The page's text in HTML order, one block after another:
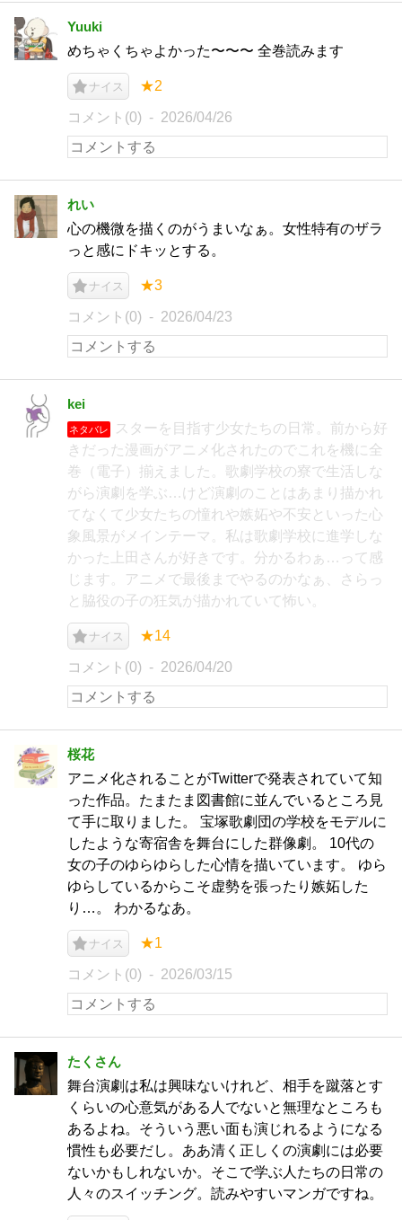
Yuuki
めちゃくちゃよかった〜〜〜 全巻読みます
ナイス ★2
コメント(0) 2026/04/26
れい
心の機微を描くのがうまいなぁ。女性特有のザラ
っと感にドキッとする。
ナイス ★3
コメント(0) 2026/04/23
kei
ネタバレ
スターを目指す少女たちの日常。前から好
きだった漫画がアニメ化されたのでこれを機に全
巻（電子）揃えました。歌劇学校の寮で生活しな
がら演劇を学ぶ…けど演劇のことはあまり描かれ
てなくて少女たちの憧れや嫉妬や不安といった心
象風景がメインテーマ。私は歌劇学校に進学しな
かった上田さんが好きです。分かるわぁ…って感
じます。アニメで最後までやるのかなぁ、さらっ
と脇役の子の狂気が描かれていて怖い。
ナイス ★14
コメント(0) 2026/04/20
桜花
アニメ化されることがTwitterで発表されていて知
った作品。たまたま図書館に並んでいるところ見
て手に取りました。 宝塚歌劇団の学校をモデルに
したような寄宿舎を舞台にした群像劇。 10代の
女の子のゆらゆらした心情を描いています。 ゆら
ゆらしているからこそ虚勢を張ったり嫉妬した
り…。 わかるなあ。
ナイス ★1
コメント(0) 2026/03/15
たくさん
舞台演劇は私は興味ないけれど、相手を蹴落とす
くらいの心意気がある人でないと無理なところも
あるよね。そういう悪い面も演じれるようになる
慣性も必要だし。ああ清く正しくの演劇には必要
ないかもしれないか。そこで学ぶ人たちの日常の
人々のスイッチング。読みやすいマンガですね。